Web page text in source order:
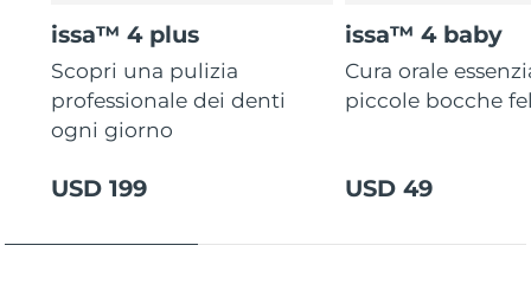
issa™ 4 plus
Scopri una pulizia
professionale dei denti
ogni giorno
USD 199
issa™ 4 baby
Cura orale
piccole bocche
USD 49